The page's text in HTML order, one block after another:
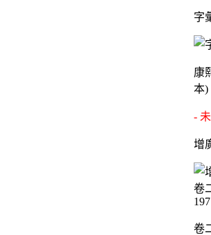
字
康
本)
-
增
卷